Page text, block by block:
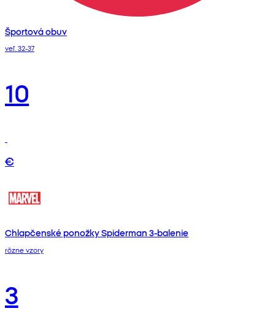
Športová obuv
veľ. 32-37
10
€
Chlapčenské ponožky Spiderman 3-balenie
rôzne vzory
3